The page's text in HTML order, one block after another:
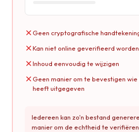
Geen cryptografische
Kan niet online geverifieerd worden
Inhoud eenvoudig te wijzigen
Geen manier om te bevestigen
heeft uitgegeven
Iedereen kan zo'n bestand
manier om de echtheid te verifiëren.